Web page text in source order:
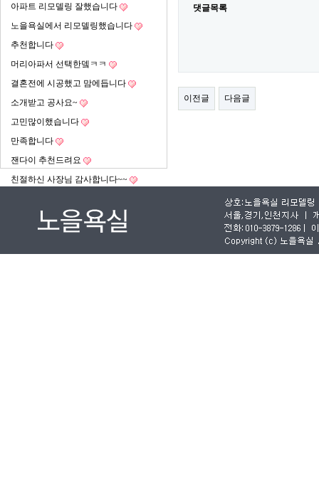
아파트 리모델링 잘했습니다
노을욕실에서 리모델링했습니다
추천합니다
머리아파서 선택한뎈ㅋㅋ
결혼전에 시공했고 맘에듭니다
소개받고 공사요~
고민많이했습니다
만족합니다
잰다이 추천드려요
친절하신 사장님 감사합니다~~
댓글목록
이전글 다음글